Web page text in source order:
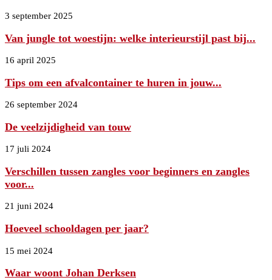
3 september 2025
Van jungle tot woestijn: welke interieurstijl past bij...
16 april 2025
Tips om een afvalcontainer te huren in jouw...
26 september 2024
De veelzijdigheid van touw
17 juli 2024
Verschillen tussen zangles voor beginners en zangles
voor...
21 juni 2024
Hoeveel schooldagen per jaar?
15 mei 2024
Waar woont Johan Derksen